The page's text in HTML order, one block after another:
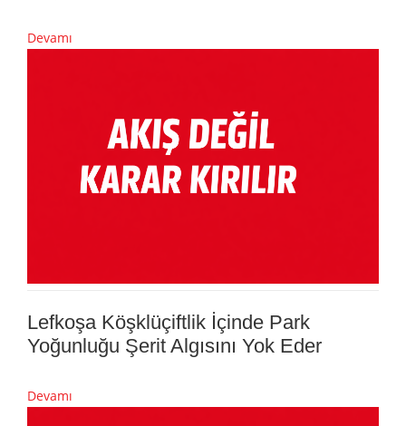
Devamı
Lefkoşa Köşklüçiftlik İçinde Park
Yoğunluğu Şerit Algısını Yok Eder
Devamı